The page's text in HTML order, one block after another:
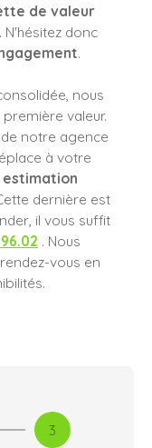
de valeur
. N'hésitez donc
.
nous
valeur.
notre agence
à votre
estimation
dernière est
il vous suffit
. Nous
vous en
3